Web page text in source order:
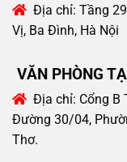
Địa chỉ: Tầng
Vị, Ba Đình, Hà Nội
VĂN PHÒNG
Địa chỉ: Cổng B
Đường 30/04,
Thơ.